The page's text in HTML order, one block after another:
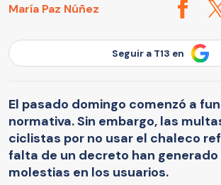
María Paz Núñez
Seguir a T13 en
El pasado domingo comenzó a
normativa. Sin embargo, las
ciclistas por no usar el chaleco
falta de un decreto han
molestias en los usuarios.